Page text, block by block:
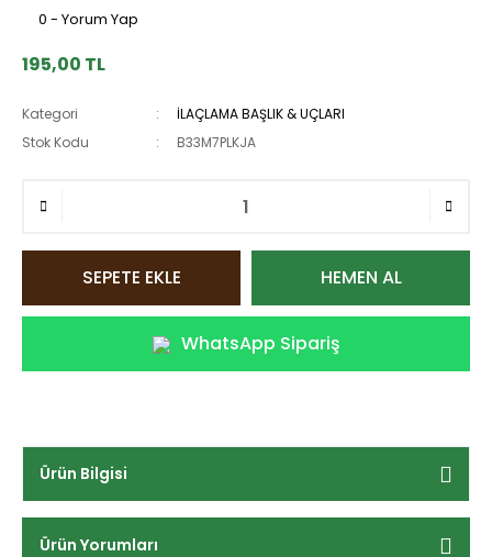
0 - Yorum Yap
195,00 TL
Kategori
İLAÇLAMA BAŞLIK & UÇLARI
Stok Kodu
B33M7PLKJA
SEPETE EKLE HEMEN AL
WhatsApp Sipariş
Ürün Bilgisi
Ürün Yorumları